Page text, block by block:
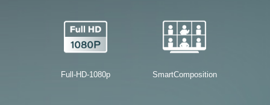
Full-HD-1080p SmartComposition